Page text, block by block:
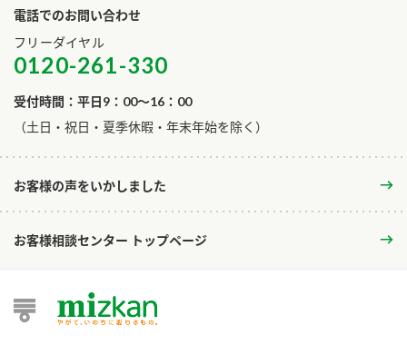
電話でのお問い合わせ
フリーダイヤル
0120-261-330
受付時間：平日9：00～16：00
​（土日・祝日・夏季休暇・年末年始を除く）
お客様の声をいかしました
お客様相談センター トップページ